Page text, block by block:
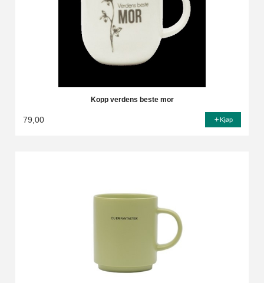
Kopp verdens beste mor
79,00 Kjøp